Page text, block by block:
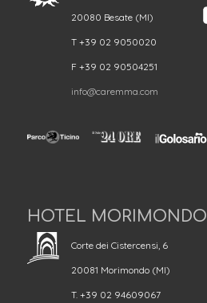
20080 Besate (MI)
T +39 02 9050020
F +39 02 90504251
info@caremma.com
HOTEL MORIMONDO
Corte dei Cistercensi, 6
20081 Morimondo (MI)
T. +39 02 94609067